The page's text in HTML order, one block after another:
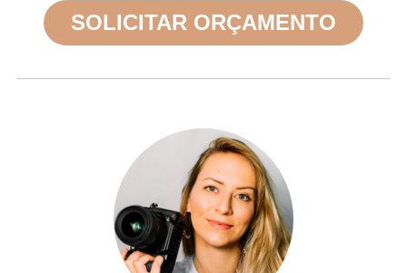
SOLICITAR ORÇAMENTO